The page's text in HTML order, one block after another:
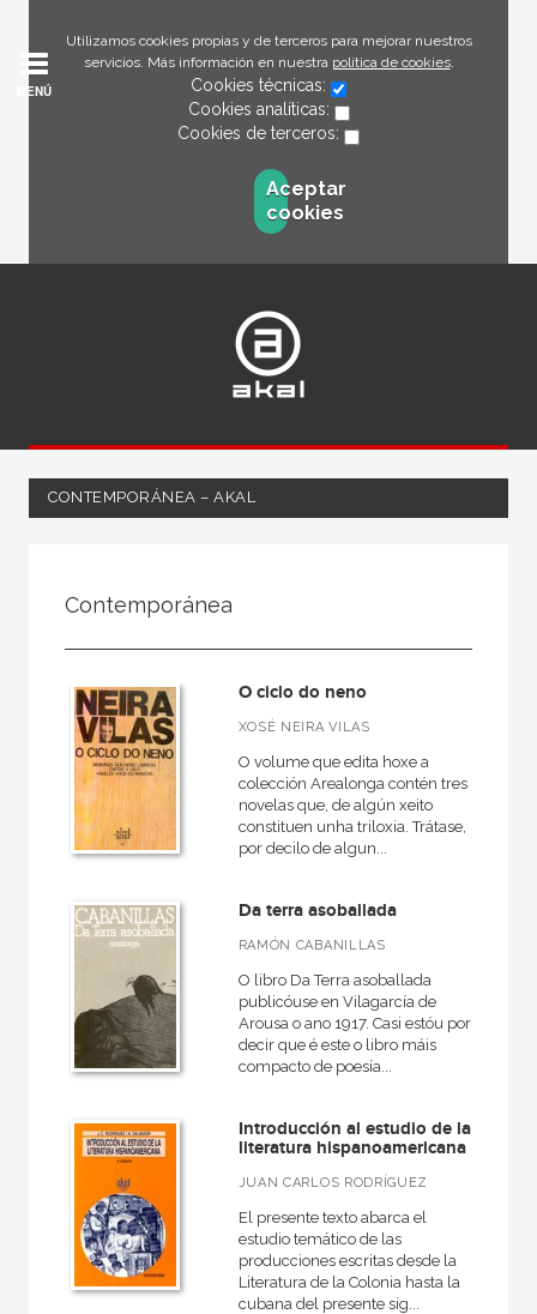
Utilizamos cookies propias y de terceros para mejorar nuestros
servicios. Más información en nuestra política de cookies.
Cookies técnicas:
Cookies analíticas:
Cookies de terceros:
Aceptar
cookies
MENÚ
CONTEMPORÁNEA – AKAL
Ciencias humanas y sociales
Lengua y literatura
Contemporánea
MATERIAS
Actual
Antiguo
Teoría literaria
Moderna
Lingüística
Medieval
Historia de la literatura
VER TODAS... (12)
Contemporánea
O ciclo do neno
XOSÉ NEIRA VILAS
O volume que edita hoxe a
colección Arealonga contén tres
novelas que, de algún xeito
constituen unha triloxia. Trátase,
por decilo de algun...
Da terra asoballada
RAMÓN CABANILLAS
O libro Da Terra asoballada
publicóuse en Vilagarcía de
Arousa o ano 1917. Casi estóu por
decir que é este o libro máis
compacto de poesía...
Introducción al estudio de la
literatura hispanoamericana
JUAN CARLOS RODRÍGUEZ
El presente texto abarca el
estudio temático de las
producciones escritas desde la
Literatura de la Colonia hasta la
cubana del presente sig...